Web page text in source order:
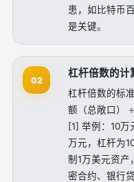
患，如比特币
是关键。
02
杠杆倍数的计
杠杆倍数的标
额（总敞口）
[1] 举例：10
万元，杠杆为
制1万美元资产
密合约、银行